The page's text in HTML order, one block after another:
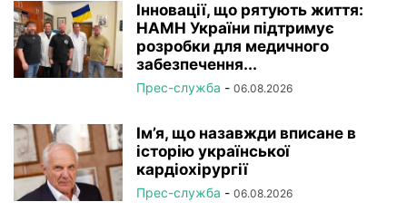
Інновації, що рятують життя:
НАМН України підтримує
розробки для медичного
забезпечення...
Прес-служба - 06.08.2026
Ім’я, що назавжди вписане в
історію української
кардіохірургії
Прес-служба - 06.08.2026